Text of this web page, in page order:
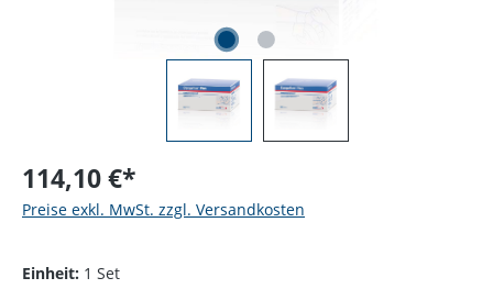
114,10 €*
Preise exkl. MwSt. zzgl. Versandkosten
Einheit: 1 Set